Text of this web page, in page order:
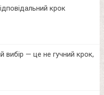
крок
вибір — це не гучний крок,